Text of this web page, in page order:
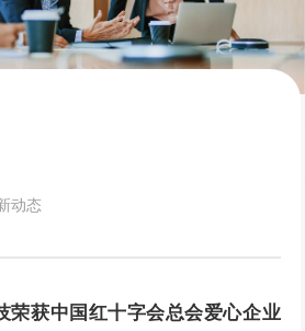
动态
荣获中国红十字会总会爱心企业